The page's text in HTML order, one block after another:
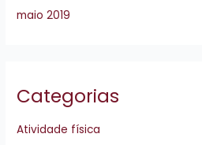
maio 2019
Categorias
Atividade física